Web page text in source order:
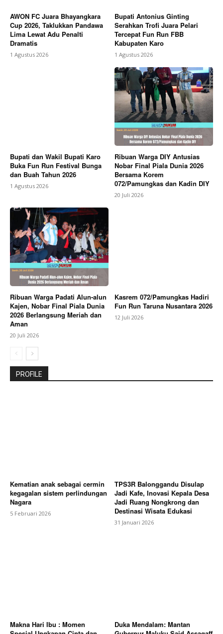
AWON FC Juara Bhayangkara
Cup 2026, Taklukkan Pandawa
Lima Lewat Adu Penalti
Dramatis
1 Agustus 2026
Bupati Antonius Ginting
Serahkan Trofi Juara Pelari
Tercepat Fun Run FBB
Kabupaten Karo
1 Agustus 2026
Bupati dan Wakil Bupati Karo
Buka Fun Run Festival Bunga
dan Buah Tahun 2026
1 Agustus 2026
Ribuan Warga DIY Antusias
Nobar Final Piala Dunia 2026
Bersama Korem
072/Pamungkas dan Kadin DIY
20 Juli 2026
Ribuan Warga Padati Alun-alun
Kajen, Nobar Final Piala Dunia
2026 Berlangsung Meriah dan
Aman
20 Juli 2026
Kasrem 072/Pamungkas Hadiri
Fun Run Taruna Nusantara 2026
12 Juli 2026
PROFILE
Kematian anak sebagai cermin
kegagalan sistem perlindungan
Nagara
5 Februari 2026
TPS3R Balonggandu Disulap
Jadi Kafe, Inovasi Kepala Desa
Jadi Ruang Nongkrong dan
Destinasi Wisata Edukasi
31 Januari 2026
Makna Hari Ibu : Momen
Duka Mendalam: Mantan